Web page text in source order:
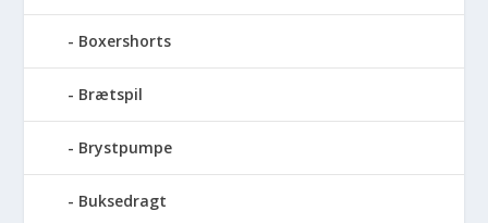
Boxershorts
Brætspil
Brystpumpe
Buksedragt